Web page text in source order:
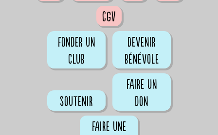
CGV
Fonder un
club
Devenir
bénévole
Soutenir
Faire un
don
Faire une